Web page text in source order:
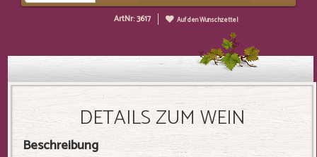
ArtNr: 3617 Auf den Wunschzettel
DETAILS ZUM WEIN
Beschreibung